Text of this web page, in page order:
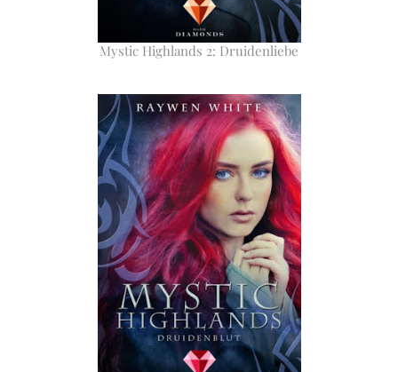
Mystic Highlands 2: Druidenliebe